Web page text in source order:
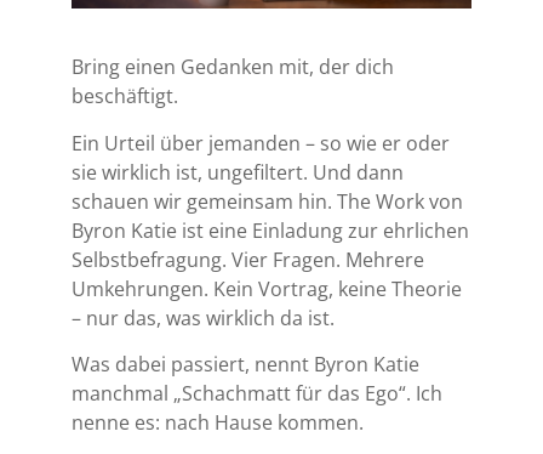
Bring einen Gedanken mit, der dich
beschäftigt.
Ein Urteil über jemanden – so wie er oder
sie wirklich ist, ungefiltert. Und dann
schauen wir gemeinsam hin. The Work von
Byron Katie ist eine Einladung zur ehrlichen
Selbstbefragung. Vier Fragen. Mehrere
Umkehrungen. Kein Vortrag, keine Theorie
– nur das, was wirklich da ist.
Was dabei passiert, nennt Byron Katie
manchmal „Schachmatt für das Ego“. Ich
nenne es: nach Hause kommen.